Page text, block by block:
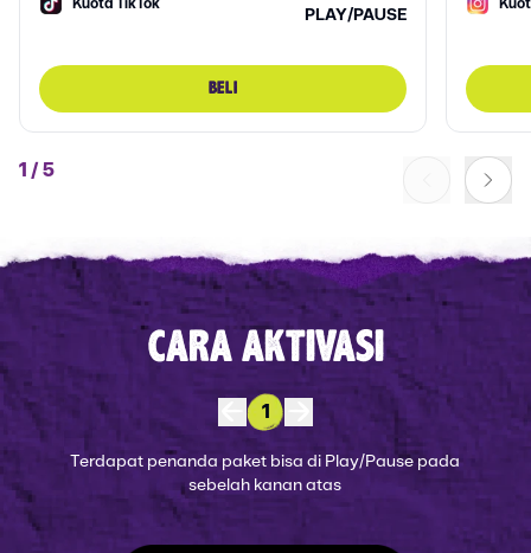
Kuota TikTok
PLAY/PAUSE
BELI
1 / 5
CARA AKTIVASI
1
Terdapat penanda paket bisa di Play/Pause pada
sebelah kanan atas